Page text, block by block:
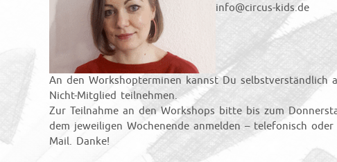
info@circus-kids.de
An den Workshopterminen kannst Du selbstverständlich
Nicht-Mitglied teilnehmen.
Zur Teilnahme an den Workshops bitte bis zum
dem jeweiligen Wochenende anmelden – telefonisch oder
Mail. Danke!